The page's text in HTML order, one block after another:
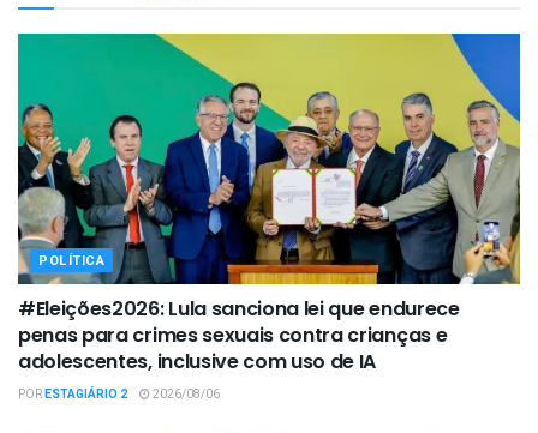
POLÍTICA
#Eleições2026: Lula sanciona lei que endurece
penas para crimes sexuais contra crianças e
adolescentes, inclusive com uso de IA
PORESTAGIÁRIO 2 2026/08/06